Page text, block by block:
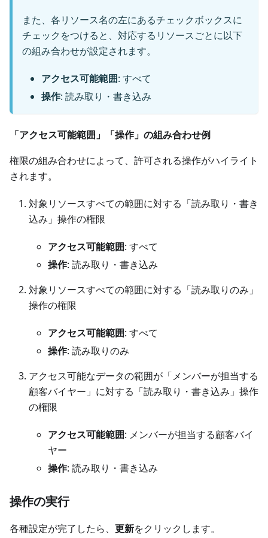
また、各リソース名の左にあるチェックボックスに
チェックをつけると、対応するリソースごとに以下
の組み合わせが設定されます。
アクセス可能範囲: すべて
操作: 読み取り・書き込み
「アクセス可能範囲」「操作」の組み合わせ例
権限の組み合わせによって、許可される操作がハイライト
されます。
対象リソースすべての範囲に対する「読み取り・書き
込み」操作の権限
アクセス可能範囲: すべて
操作: 読み取り・書き込み
対象リソースすべての範囲に対する「読み取りのみ」
操作の権限
アクセス可能範囲: すべて
操作: 読み取りのみ
アクセス可能なデータの範囲が「メンバーが担当する
顧客バイヤー」に対する「読み取り・書き込み」操作
の権限
アクセス可能範囲: メンバーが担当する顧客バイ
ヤー
操作: 読み取り・書き込み
操作の実行
各種設定が完了したら、 更新をクリックします。